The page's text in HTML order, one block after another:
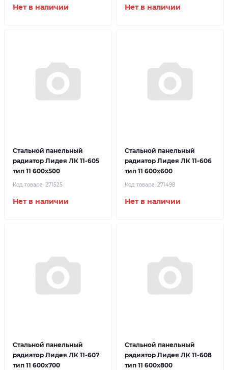
Нет в наличии Нет в наличии
Стальной панельный
радиатор Лидея ЛК 11-605
тип 11 600x500
Код товара: 271525
Нет в наличии
Стальной панельный
радиатор Лидея ЛК 11-606
тип 11 600x600
Код товара: 271498
Нет в наличии
Стальной панельный
радиатор Лидея ЛК 11-607
тип 11 600x700
Стальной панельный
радиатор Лидея ЛК 11-608
тип 11 600x800